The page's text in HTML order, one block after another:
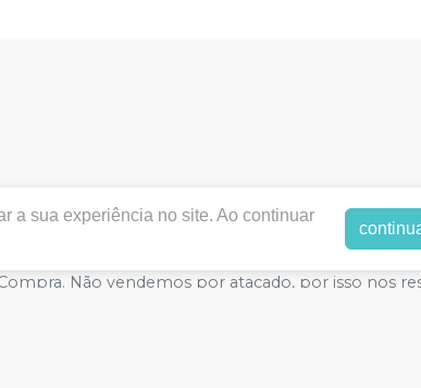
|ODONTICA PRODUTOS
ANVISA - Medicamentos: 1.27897-8
- Fotos meramente ilustrativas - Os preços e
Não vendemos por atacado, por isso nos
a sua experiência no site. Ao continuar